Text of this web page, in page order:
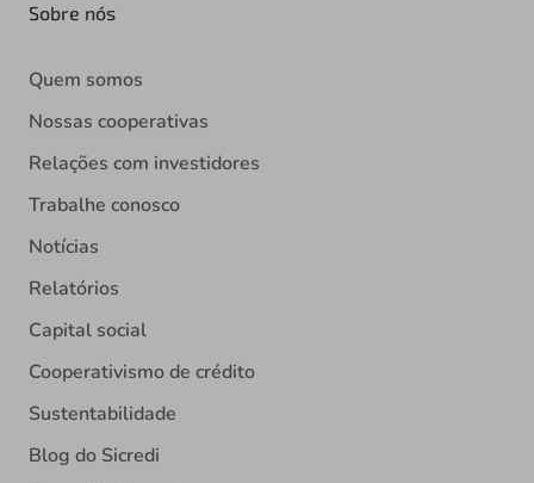
Sobre nós
Quem somos
Nossas cooperativas
Relações com investidores
Trabalhe conosco
Notícias
Relatórios
Capital social
Cooperativismo de crédito
Sustentabilidade
Blog do Sicredi